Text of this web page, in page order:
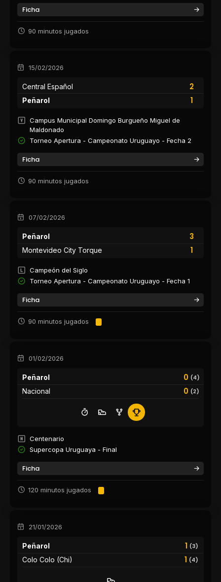
Ficha
90 minutos jugados
15/02/2026
Central Español
2
1
Peñarol
Campus Municipal Domingo Burgueño Miguel de
Maldonado
Torneo Apertura - Campeonato Uruguayo - Fecha 2
Ficha
90 minutos jugados
07/02/2026
Peñarol
3
1
Montevideo City Torque
Campeón del Siglo
Torneo Apertura - Campeonato Uruguayo - Fecha 1
Ficha
90 minutos jugados
01/02/2026
Peñarol 0 (4)
0 (2)
Nacional
Centenario
Supercopa Uruguaya - Final
Ficha
120 minutos jugados
21/01/2026
Peñarol 1 (3)
1 (4)
Colo Colo (Chi)